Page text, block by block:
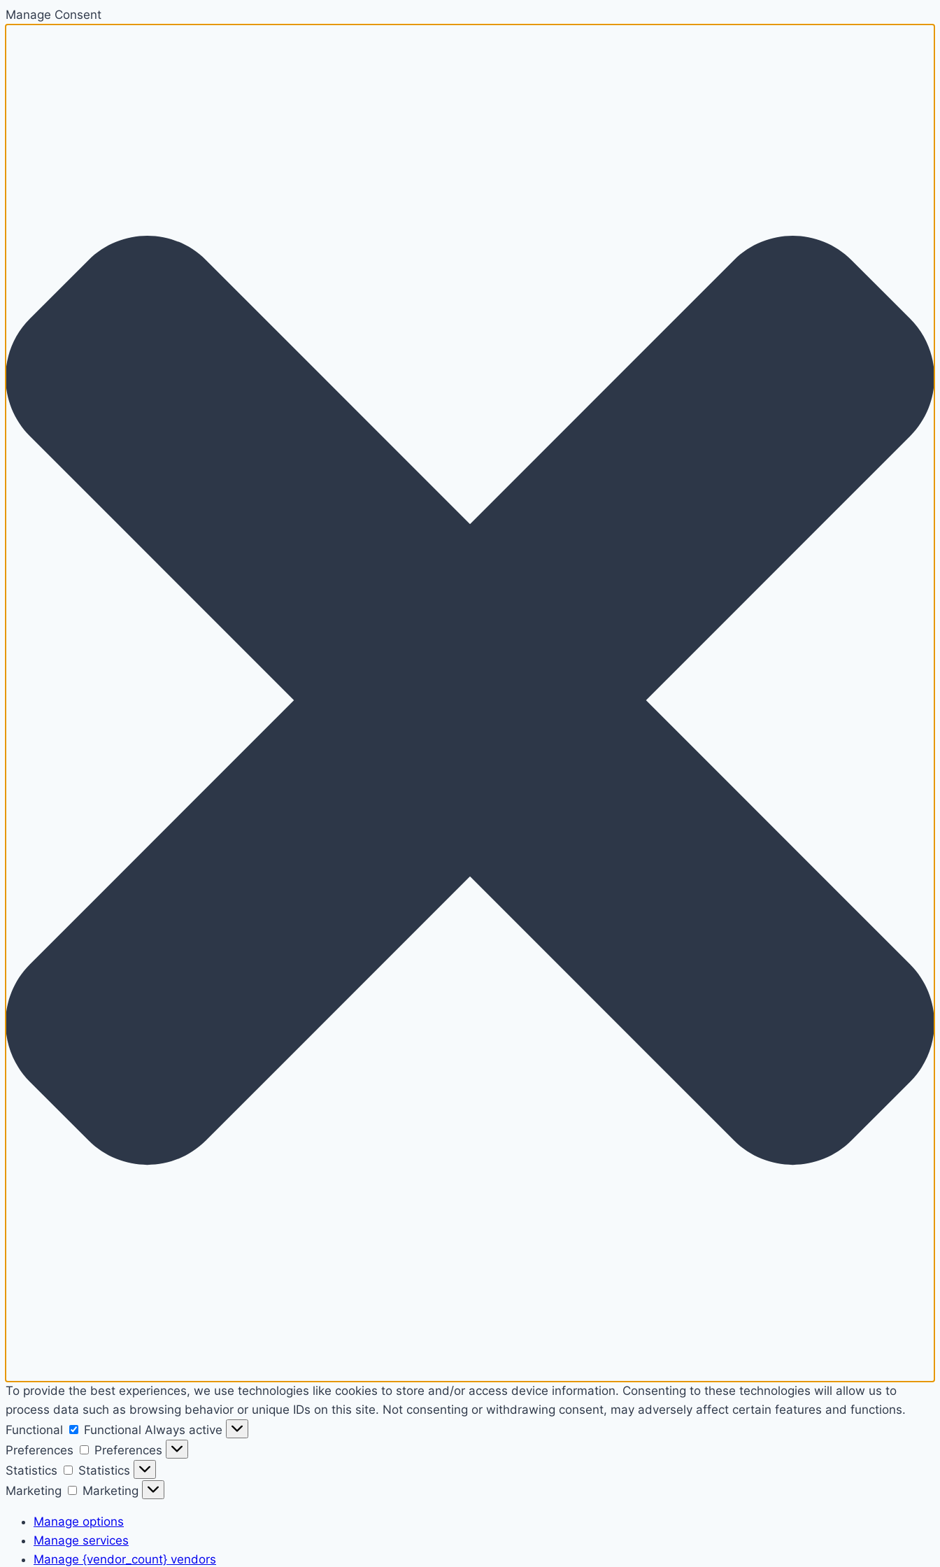
Manage Consent
To provide the best experiences, we use technologies like cookies to store and/or access device information. Consenting to these technologies will allow us to
process data such as browsing behavior or unique IDs on this site. Not consenting or withdrawing consent, may adversely affect certain features and functions.
Functional
Functional Always active
Preferences
Preferences
Statistics
Statistics
Marketing
Marketing
Manage options
Manage services
Manage {vendor_count} vendors